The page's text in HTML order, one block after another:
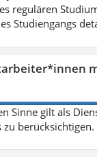
regulären
Studiengangs
Sinne gilt als
berücksichtigen.